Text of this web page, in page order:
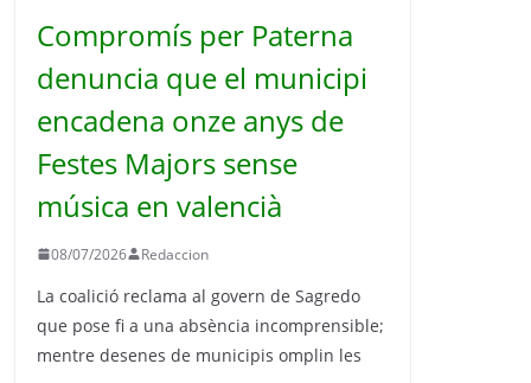
Compromís per Paterna
denuncia que el municipi
encadena onze anys de
Festes Majors sense
música en valencià
08/07/2026 Redaccion
La coalició reclama al govern de Sagredo
que pose fi a una absència incomprensible;
mentre desenes de municipis omplin les